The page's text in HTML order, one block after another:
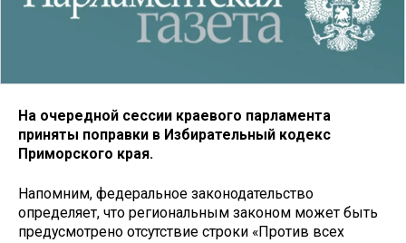
На очередной сессии краевого парламента
приняты поправки в Избирательный кодекс
Приморского края.
Напомним, федеральное законодательство
определяет, что региональным законом может быть
предусмотрено отсутствие строки «Против всех